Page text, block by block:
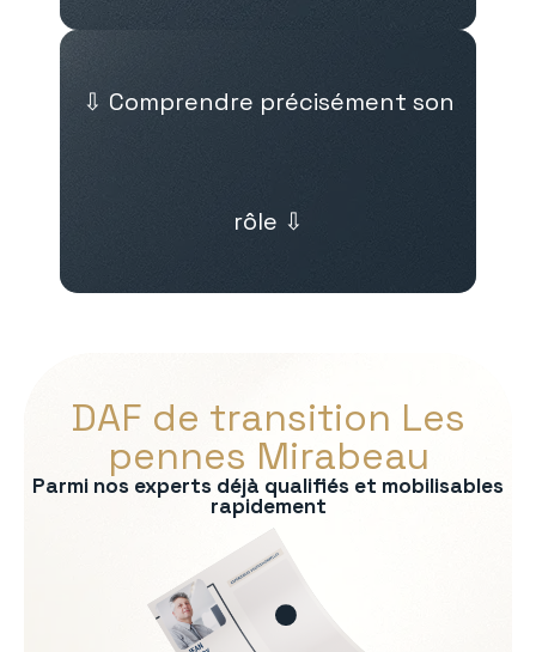
⇩ Comprendre précisément son
rôle ⇩
DAF de transition Les
pennes Mirabeau
Parmi nos experts déjà qualifiés et mobilisables
rapidement